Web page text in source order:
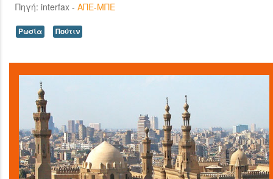
Πηγή: interfax - ΑΠΕ-ΜΠΕ
Ρωσία Πούτιν